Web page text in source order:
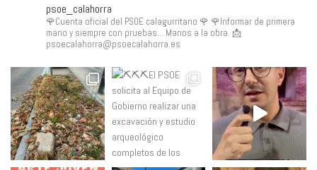
psoe_calahorra
🌹Cuenta oficial del PSOE calagurritano 🌹 🌹Informar de primera
mano y siempre con pruebas... Manos a la obra. 📩
psoecalahorra@psoecalahorra.es